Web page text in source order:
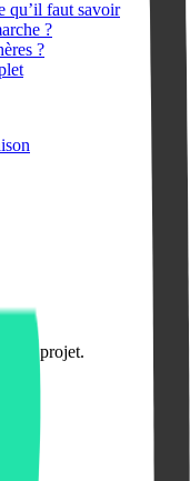
qu’il faut savoir
?
?
projet.